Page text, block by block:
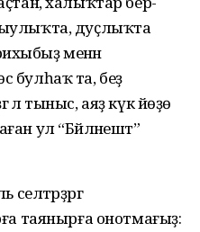
дуҫлыҡта
менән
булһаҡ та, беҙ
лә тыныс, аяҙ күк йөҙө
ул “Бәйләнештә”
таянырға онотмағыҙ: